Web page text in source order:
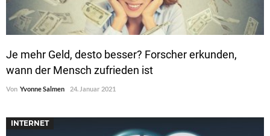
Je mehr Geld, desto besser? Forscher erkunden,
wann der Mensch zufrieden ist
Von Yvonne Salmen 24. Januar 2021
INTERNET